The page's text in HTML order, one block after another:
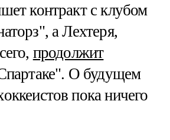
контракт с клубом
а Лехтеря,
продолжит
О будущем
пока ничего